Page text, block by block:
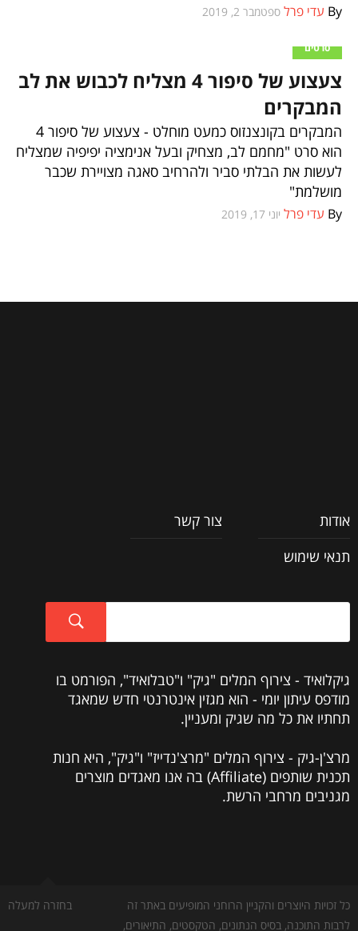
By עדי פרל ספטמבר 2, 2019
סרטים
צעצוע של סיפור 4 מצליח לכבוש את לב
המבקרים
המבקרים בקונצנזוס כמעט מוחלט - צעצוע של סיפור 4
הוא סרט "מחמם לב, מצחיק ובעל אנימציה יפיפיה שמצליח
לעשות את הבלתי סביר ולהרחיב סאגה מצויירת שכבר
מושלמת"
By עדי פרל יוני 17, 2019
אודות
צור קשר
תנאי שימוש
גיקלואיד - צירוף המלים "גיק" ו"טבלואיד", הפורמט בו
מודפס עיתון יומי - הוא מגזין אינטרנטי חדש שמאגד
תחתיו את כל מה שגיק ומעניין.
מרצ'ן-גיק - צירוף המלים "מרצ'נדייז" ו"גיק", היא חנות
תכנית שותפים (Affiliate) בה אנו מאגדים מוצרים
מגניבים מרחבי הרשת.
בחזרה למעלה
כל זכויות היוצרים והקניין הרוחני המופיעים באתר זה
לרבות התוכנה, בסיס הנתונים, הטקסטים, התיאורים,